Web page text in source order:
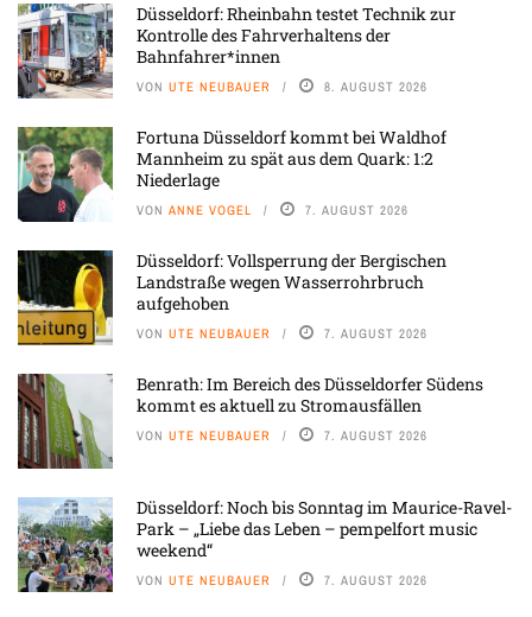
Düsseldorf: Rheinbahn testet Technik zur
Kontrolle des Fahrverhaltens der
Bahnfahrer*innen
VON UTE NEUBAUER 8. AUGUST 2026
Fortuna Düsseldorf kommt bei Waldhof
Mannheim zu spät aus dem Quark: 1:2
Niederlage
VON ANNE VOGEL 7. AUGUST 2026
Düsseldorf: Vollsperrung der Bergischen
Landstraße wegen Wasserrohrbruch
aufgehoben
VON UTE NEUBAUER 7. AUGUST 2026
Benrath: Im Bereich des Düsseldorfer Südens
kommt es aktuell zu Stromausfällen
VON UTE NEUBAUER 7. AUGUST 2026
Düsseldorf: Noch bis Sonntag im Maurice-Ravel-
Park – „Liebe das Leben – pempelfort music
weekend“
VON UTE NEUBAUER 7. AUGUST 2026